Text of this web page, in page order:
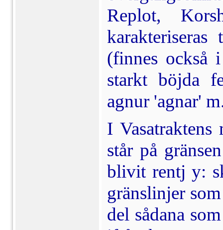
Replot,
(finnes också
starkt böjda
agnur 'agnar'
I
står på
blivit rentj y:
gränslinjer
del sådana